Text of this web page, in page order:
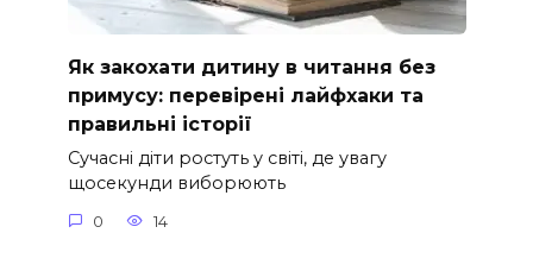
Як закохати дитину в читання без
примусу: перевірені лайфхаки та
правильні історії
Сучасні діти ростуть у світі, де увагу
щосекунди виборюють
0 14